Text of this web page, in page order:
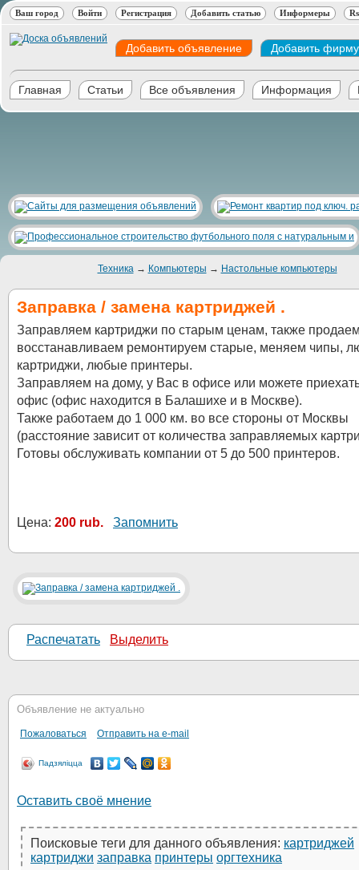
Ваш город Войти Регистрация Добавить статью Информеры
Добавить объявление Добавить фирму
Главная Статьи Все объявления Информация
Техника→ Компьютеры → Настольные компьютеры
Заправка / замена картриджей .
Заправляем картриджи по старым ценам, также
восстанавливаем ремонтируем старые, меняем чипы,
картриджи, любые принтеры.
Заправляем на дому, у Вас в офисе или можете
офис (офис находится в Балашихе и в Москве).
Также работаем до 1 000 км. во все стороны от Москвы
(расстояние зависит от количества заправляемых
Готовы обслуживать компании от 5 до 500 принтеров.
Цена: 200 rub. Запомнить
Распечатать Выделить
Объявление не актуально
Пожаловаться Отправить на e-mail
Падзяліцца
Оставить своё мнение
Поисковые теги для данного объявления: картриджей
картриджи заправка принтеры оргтехника